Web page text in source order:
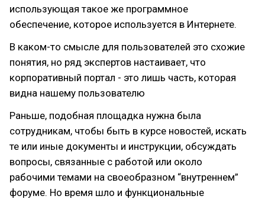
использующая такое же программное
обеспечение, которое используется в Интернете.
В каком-то смысле для пользователей это схожие
понятия, но ряд экспертов настаивает, что
корпоративный портал - это лишь часть, которая
видна нашему пользователю
Раньше, подобная площадка нужна была
сотрудникам, чтобы быть в курсе новостей, искать
те или иные документы и инструкции, обсуждать
вопросы, связанные с работой или около
рабочими темами на своеобразном “внутреннем”
форуме. Но время шло и функциональные